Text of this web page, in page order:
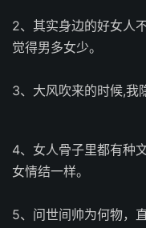
2、其实身边的好女人
觉得男多女少。
3、大风吹来的时候,我
4、女人骨子里都有种
女情结一样。
5、问世间帅为何物，